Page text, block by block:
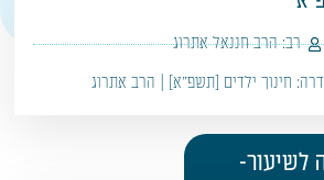
רב: הרב חננאל אתרוג
חינוך ילדים [תשפ"א] | הרב אתרוג
לשיעור-